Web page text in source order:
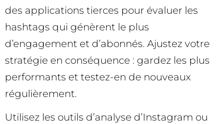
des applications tierces pour évaluer les
hashtags qui génèrent le plus
d’engagement et d’abonnés. Ajustez votre
stratégie en conséquence : gardez les plus
performants et testez-en de nouveaux
régulièrement.
Utilisez les outils d’analyse d’Instagram ou